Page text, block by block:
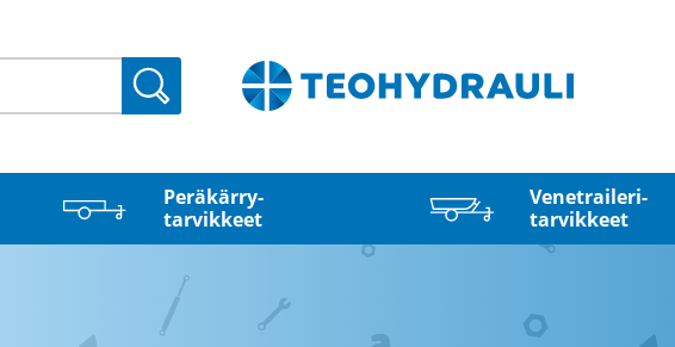
Haku
Peräkärry­
tarvikkeet
Venetraileri­
tarvikkeet